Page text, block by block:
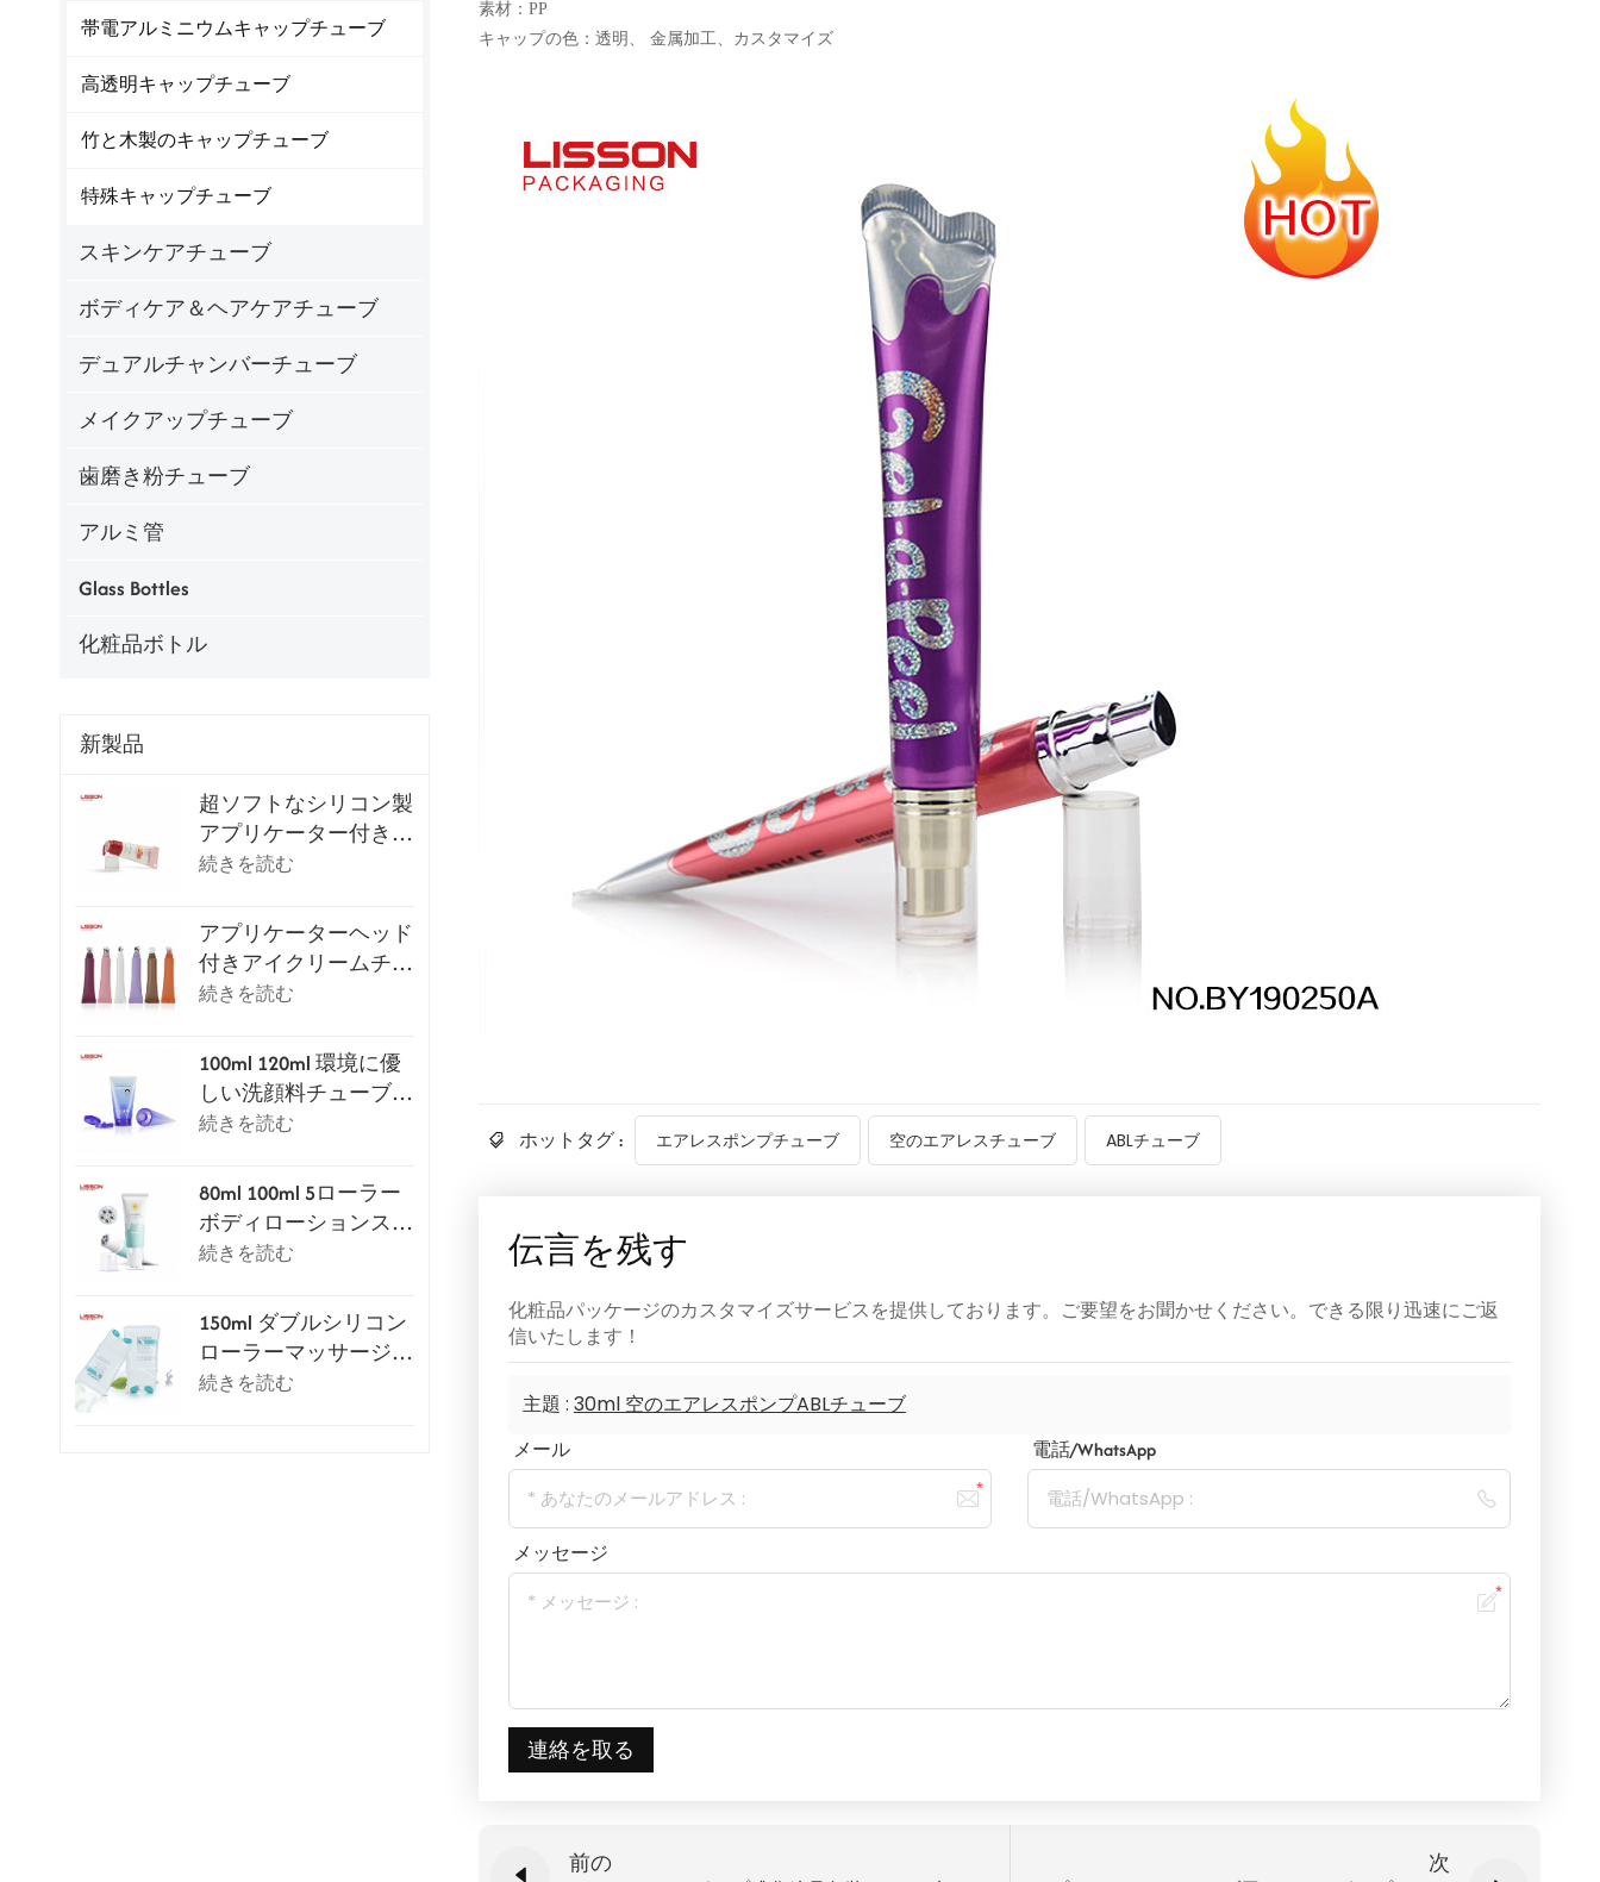
帯電アルミニウムキャップチューブ
高透明キャップチューブ
竹と木製のキャップチューブ
特殊キャップチューブ
スキンケアチューブ
ボディケア＆ヘアケアチューブ
デュアルチャンバーチューブ
メイクアップチューブ
歯磨き粉チューブ
アルミ管
Glass Bottles
化粧品ボトル
新製品
超ソフトなシリコン製
アプリケーター付きリ
ップグロスチューブ
続きを読む
アプリケーターヘッド
付きアイクリームチュ
ーブパッケージシリー
続きを読む
100ml 120ml 環境に優
しい洗顔料チューブ
（フリップトップキャ
続きを読む
80ml 100ml 5ローラー
ボディローションスク
レイピングマッサージ
続きを読む
150ml ダブルシリコン
ローラーマッサージ化
粧チューブ
続きを読む
素材：PP
キャップの色：透明、 金属加工、カスタマイズ
ホットタグ : エアレスポンプチューブ 空のエアレスチューブ ABLチューブ
伝言を残す
化粧品パッケージのカスタマイズサービスを提供しております。ご要望をお聞かせください。できる限り迅速にご返
信いたします！
主題 : 30ml 空のエアレスポンプABLチューブ
メール 電話/WhatsApp
メッセージ
連絡を取る
前の 次